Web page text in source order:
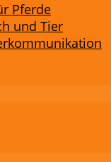
Pferde
und Tier